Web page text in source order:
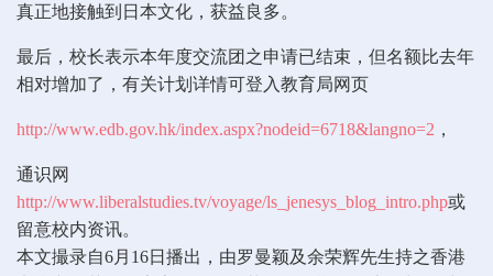
真正地接触到日本文化，获益良多。
最后，校长表示本年度交流团之申请已结束，但名额比去年
相对增加了，有关计划详情可登入教育局网页
http://www.edb.gov.hk/index.aspx?nodeid=6718&langno=2 ，
通识网
http://www.liberalstudies.tv/voyage/ls_jenesys_blog_intro.php或
留意校内资讯。
本文撮录自6月16日播出，由罗曼颖及余荣辉先生持之香港